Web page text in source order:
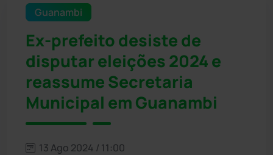
Guanambi
Ex-prefeito desiste de
disputar eleições 2024 e
reassume Secretaria
Municipal em Guanambi
13 Ago 2024 / 11:00